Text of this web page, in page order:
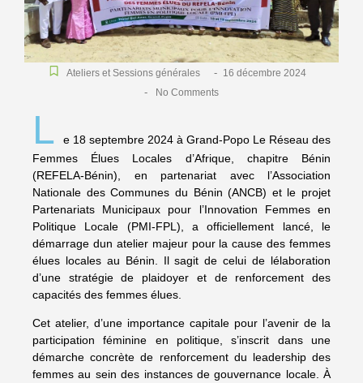
Ateliers et Sessions générales - 16 décembre 2024
- No Comments
L
e 18 septembre 2024 à Grand-Popo Le Réseau des
Femmes Élues Locales d’Afrique, chapitre Bénin
(REFELA-Bénin), en partenariat avec l’Association
Nationale des Communes du Bénin (ANCB) et le projet
Partenariats Municipaux pour l’Innovation Femmes en
Politique Locale (PMI-FPL), a officiellement lancé, le
démarrage dun atelier majeur pour la cause des femmes
élues locales au Bénin. Il sagit de celui de lélaboration
d’une stratégie de plaidoyer et de renforcement des
capacités des femmes élues.
Cet atelier, d’une importance capitale pour l’avenir de la
participation féminine en politique, s’inscrit dans une
démarche concrète de renforcement du leadership des
femmes au sein des instances de gouvernance locale. À